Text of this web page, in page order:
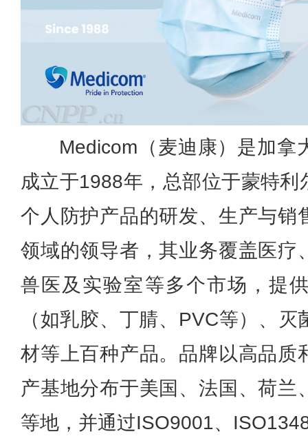
Medicom（麦迪康）是加拿
成立于1988年，总部位于蒙特
个人防护产品的研发、生产与销
领域的领导者，其业务覆盖医疗
兽医及实验室等多个市场，提
（如乳胶、丁腈、PVC等）、
材等上百种产品。品牌以高品质
产基地分布于美国、法国、荷兰
等地，并通过ISO9001、